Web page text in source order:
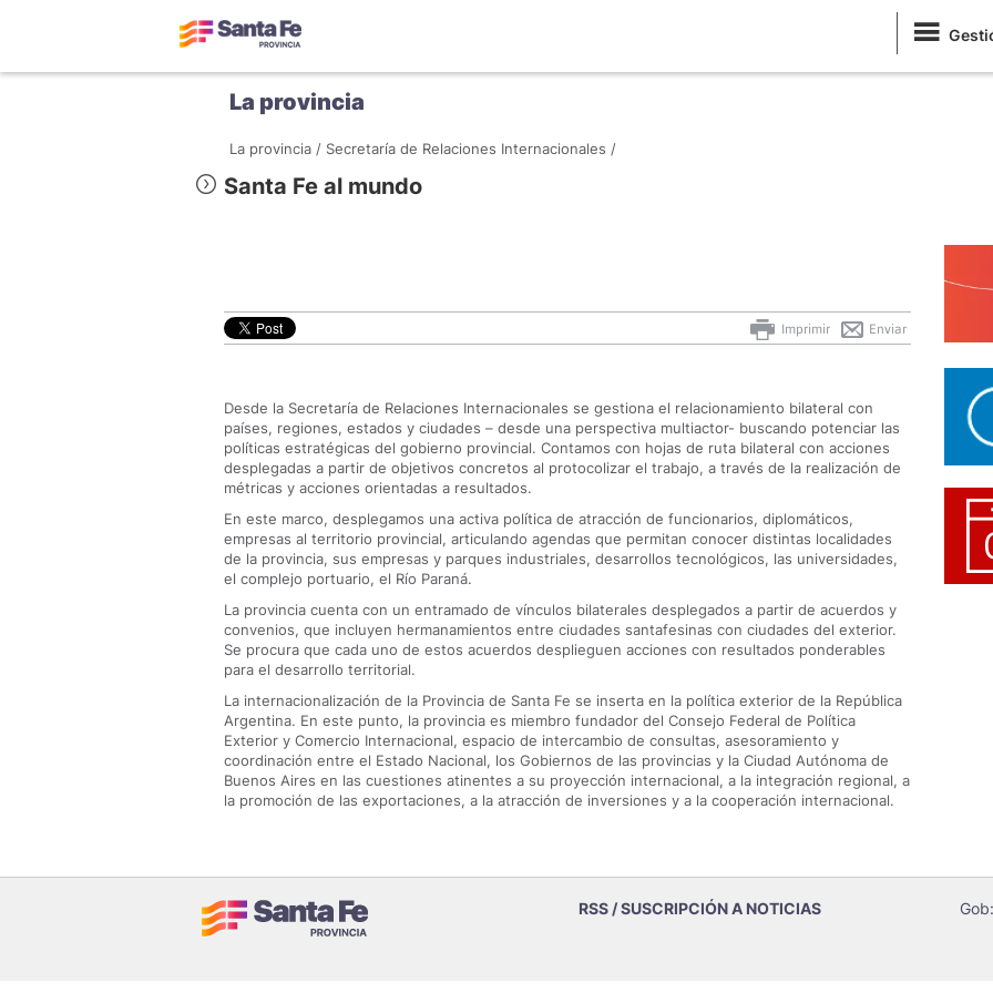
La provincia
La provincia / Secretaría de Relaciones Internacionales /
Santa Fe al mundo
Enviar
Imprimir
Desde la Secretaría de Relaciones Internacionales se gestiona el relacionamiento bilateral con
países, regiones, estados y ciudades – desde una perspectiva multiactor- buscando potenciar las
políticas estratégicas del gobierno provincial. Contamos con hojas de ruta bilateral con acciones
desplegadas a partir de objetivos concretos al protocolizar el trabajo, a través de la realización de
métricas y acciones orientadas a resultados.
En este marco, desplegamos una activa política de atracción de funcionarios, diplomáticos,
empresas al territorio provincial, articulando agendas que permitan conocer distintas localidades
de la provincia, sus empresas y parques industriales, desarrollos tecnológicos, las universidades,
el complejo portuario, el Río Paraná.
La provincia cuenta con un entramado de vínculos bilaterales desplegados a partir de acuerdos y
convenios, que incluyen hermanamientos entre ciudades santafesinas con ciudades del exterior.
Se procura que cada uno de estos acuerdos desplieguen acciones con resultados ponderables
para el desarrollo territorial.
La internacionalización de la Provincia de Santa Fe se inserta en la política exterior de la República
Argentina. En este punto, la provincia es miembro fundador del Consejo Federal de Política
Exterior y Comercio Internacional, espacio de intercambio de consultas, asesoramiento y
coordinación entre el Estado Nacional, los Gobiernos de las provincias y la Ciudad Autónoma de
Buenos Aires en las cuestiones atinentes a su proyección internacional, a la integración regional, a
la promoción de las exportaciones, a la atracción de inversiones y a la cooperación internacional.
RSS / SUSCRIPCIÓN A NOTICIAS